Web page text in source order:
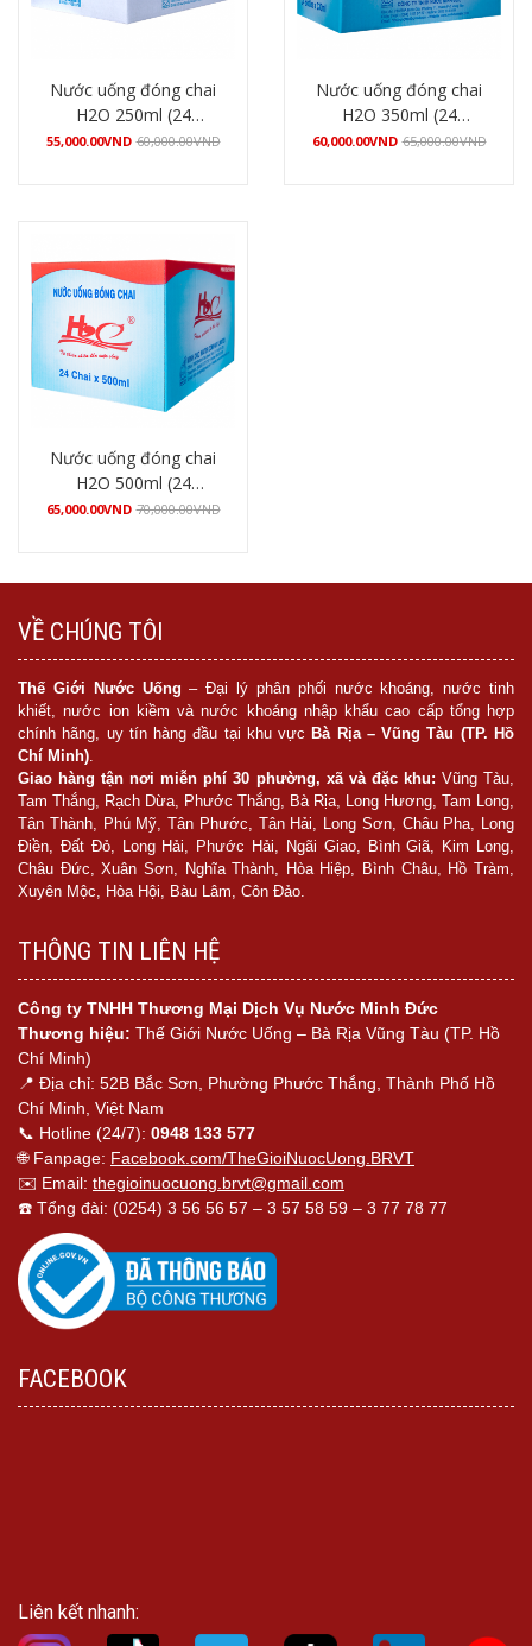
Nước uống đóng chai
H2O 250ml (24
chai/thùng)
55,000.00VND 60,000.00VND
Nước uống đóng chai
H2O 350ml (24
chai/thùng)
60,000.00VND 65,000.00VND
Nước uống đóng chai
H2O 500ml (24
chai/thùng)
65,000.00VND 70,000.00VND
VỀ CHÚNG TÔI
Thế Giới Nước Uống – Đại lý phân phối nước khoáng, nước tinh
khiết, nước ion kiềm và nước khoáng nhập khẩu cao cấp tổng hợp
chính hãng, uy tín hàng đầu tại khu vực Bà Rịa – Vũng Tàu (TP. Hồ
Chí Minh).
Giao hàng tận nơi miễn phí 30 phường, xã và đặc khu: Vũng Tàu,
Tam Thắng, Rạch Dừa, Phước Thắng, Bà Rịa, Long Hương, Tam Long,
Tân Thành, Phú Mỹ, Tân Phước, Tân Hải, Long Sơn, Châu Pha, Long
Điền, Đất Đỏ, Long Hải, Phước Hải, Ngãi Giao, Bình Giã, Kim Long,
Châu Đức, Xuân Sơn, Nghĩa Thành, Hòa Hiệp, Bình Châu, Hồ Tràm,
Xuyên Mộc, Hòa Hội, Bàu Lâm, Côn Đảo.
THÔNG TIN LIÊN HỆ
Công ty TNHH Thương Mại Dịch Vụ Nước Minh Đức
Thương hiệu: Thế Giới Nước Uống – Bà Rịa Vũng Tàu (TP. Hồ
Chí Minh)
📍 Địa chỉ: 52B Bắc Sơn, Phường Phước Thắng, Thành Phố Hồ
Chí Minh, Việt Nam
📞 Hotline (24/7): 0948 133 577
🌐 Fanpage: Facebook.com/TheGioiNuocUong.BRVT
✉️ Email: thegioinuocuong.brvt@gmail.com
☎️ Tổng đài: (0254) 3 56 56 57 – 3 57 58 59 – 3 77 78 77
FACEBOOK
Liên kết nhanh: